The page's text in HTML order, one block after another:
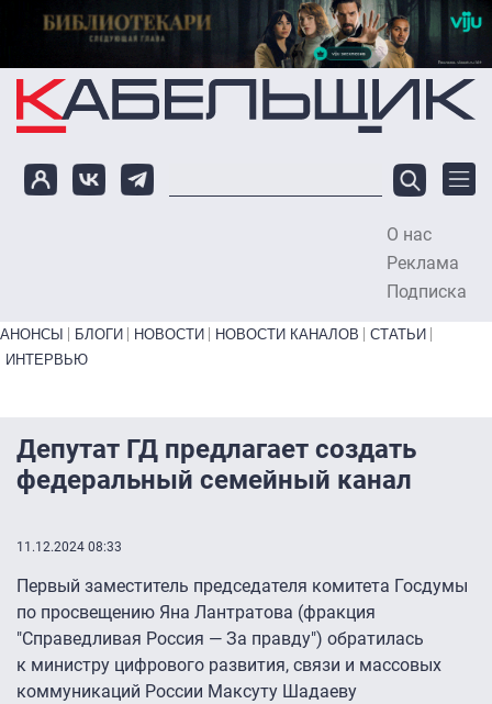
Перейти к основному содержанию
О нас
Реклама
Подписка
Primary links bottom
АНОНСЫ БЛОГИ НОВОСТИ НОВОСТИ КАНАЛОВ
СТАТЬИ
ИНТЕРВЬЮ
Депутат ГД предлагает создать
федеральный семейный канал
11.12.2024 08:33
Первый заместитель председателя комитета Госдумы
по просвещению Яна Лантратова (фракция
"Справедливая Россия — За правду") обратилась
к министру цифрового развития, связи и массовых
коммуникаций России Максуту Шадаеву